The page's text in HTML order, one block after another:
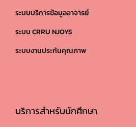
ระบบบริการข้อมูลอาจารย์
ระบบ CRRU NJOYS
ระบบงานประกันคุณภาพ
บริการสำหรับนักศึกษา